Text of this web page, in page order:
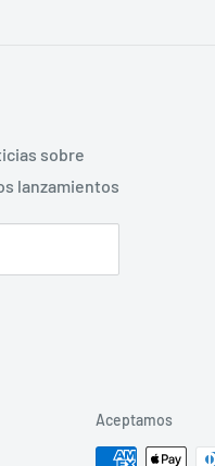
sobre
lanzamientos
Aceptamos